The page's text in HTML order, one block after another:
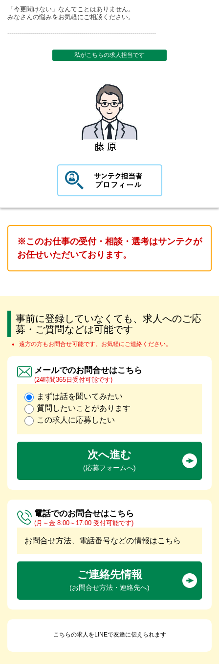
「今更聞けない」なんてことはありません。
みなさんの悩みをお気軽にご相談ください。
----------------------------------------------------------------------------
私がこちらの求人担当です
※このお仕事の受付・相談・選考はサンテクが
お任せいただいております。
事前に登録していなくても、求人へのご応
募・ご質問などは可能です
遠方の方もお問合せ可能です。お気軽にご連絡ください。
メールでのお問合せはこちら
(24時間365日受付可能です)
まずは話を聞いてみたい
質問したいことがあります
この求人に応募したい
次へ進む
(応募フォームへ)
電話でのお問合せはこちら
(月～金 8:00～17:00 受付可能です)
お問合せ方法、電話番号などの情報はこちら
ご連絡先情報
(お問合せ方法・連絡先へ)
こちらの求人をLINEで友達に伝えられます